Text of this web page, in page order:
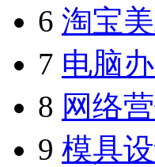
6 淘宝
7 电脑
8 网络
9 模具